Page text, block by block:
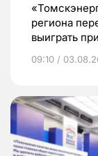
региона
выиграть
09:10 /